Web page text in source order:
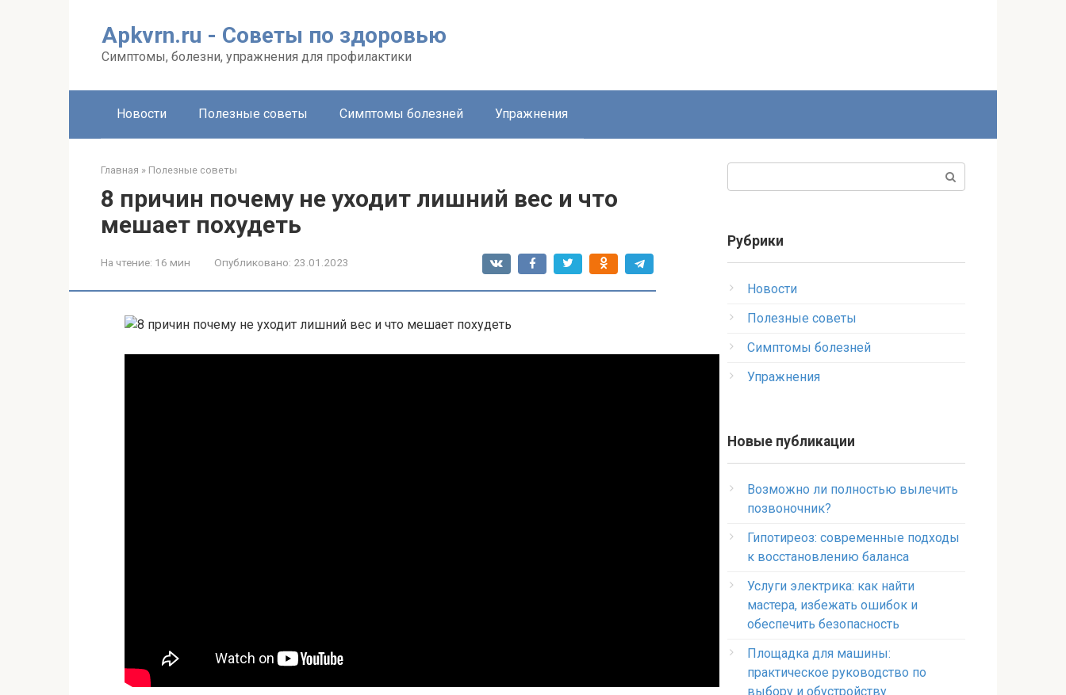
Apkvrn.ru - Советы по здоровью
Симптомы, болезни, упражнения для профилактики
Новости Полезные советы Симптомы болезней Упражнения
Главная » Полезные советы
8 причин почему не уходит лишний вес и что
мешает похудеть
На чтение: 16 мин Опубликовано: 23.01.2023
Рубрики
Новости
Полезные советы
Симптомы болезней
Упражнения
Новые публикации
Возможно ли полностью вылечить
позвоночник?
Гипотиреоз: современные подходы
к восстановлению баланса
Услуги электрика: как найти
мастера, избежать ошибок и
обеспечить безопасность
Площадка для машины:
практическое руководство по
выбору и обустройству